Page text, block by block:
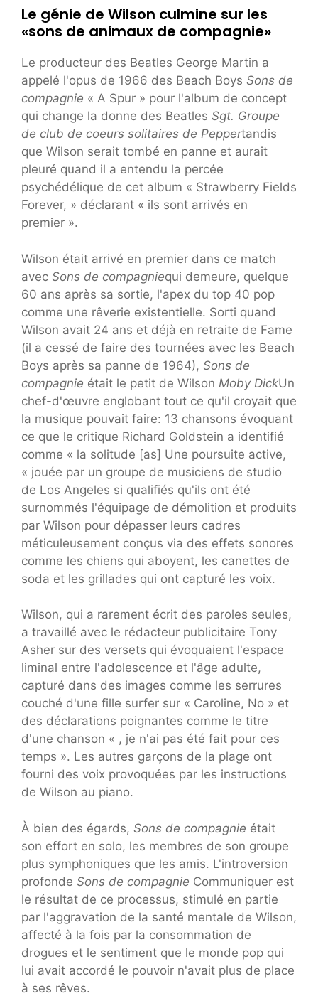
Le génie de Wilson culmine sur les
«sons de animaux de compagnie»
Le producteur des Beatles George Martin a
appelé l'opus de 1966 des Beach Boys Sons de
compagnie « A Spur » pour l'album de concept
qui change la donne des Beatles Sgt. Groupe
de club de coeurs solitaires de Peppertandis
que Wilson serait tombé en panne et aurait
pleuré quand il a entendu la percée
psychédélique de cet album « Strawberry Fields
Forever, » déclarant « ils sont arrivés en
premier ».
Wilson était arrivé en premier dans ce match
avec Sons de compagniequi demeure, quelque
60 ans après sa sortie, l'apex du top 40 pop
comme une rêverie existentielle. Sorti quand
Wilson avait 24 ans et déjà en retraite de Fame
(il a cessé de faire des tournées avec les Beach
Boys après sa panne de 1964), Sons de
compagnie était le petit de Wilson Moby DickUn
chef-d'œuvre englobant tout ce qu'il croyait que
la musique pouvait faire: 13 chansons évoquant
ce que le critique Richard Goldstein a identifié
comme « la solitude [as] Une poursuite active,
« jouée par un groupe de musiciens de studio
de Los Angeles si qualifiés qu'ils ont été
surnommés l'équipage de démolition et produits
par Wilson pour dépasser leurs cadres
méticuleusement conçus via des effets sonores
comme les chiens qui aboyent, les canettes de
soda et les grillades qui ont capturé les voix.
Wilson, qui a rarement écrit des paroles seules,
a travaillé avec le rédacteur publicitaire Tony
Asher sur des versets qui évoquaient l'espace
liminal entre l'adolescence et l'âge adulte,
capturé dans des images comme les serrures
couché d'une fille surfer sur « Caroline, No » et
des déclarations poignantes comme le titre
d'une chanson « , je n'ai pas été fait pour ces
temps ». Les autres garçons de la plage ont
fourni des voix provoquées par les instructions
de Wilson au piano.
À bien des égards, Sons de compagnie était
son effort en solo, les membres de son groupe
plus symphoniques que les amis. L'introversion
profonde Sons de compagnie Communiquer est
le résultat de ce processus, stimulé en partie
par l'aggravation de la santé mentale de Wilson,
affecté à la fois par la consommation de
drogues et le sentiment que le monde pop qui
lui avait accordé le pouvoir n'avait plus de place
à ses rêves.